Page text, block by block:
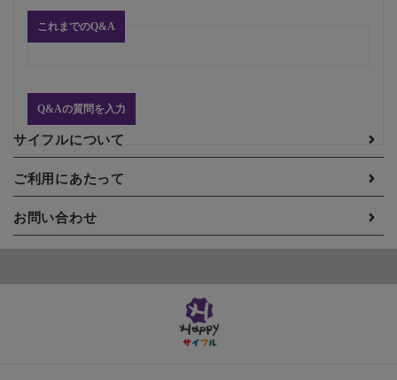
これまでのQ&A
Q&Aの質問を入力
サイフルについて
ご利用にあたって
お問い合わせ